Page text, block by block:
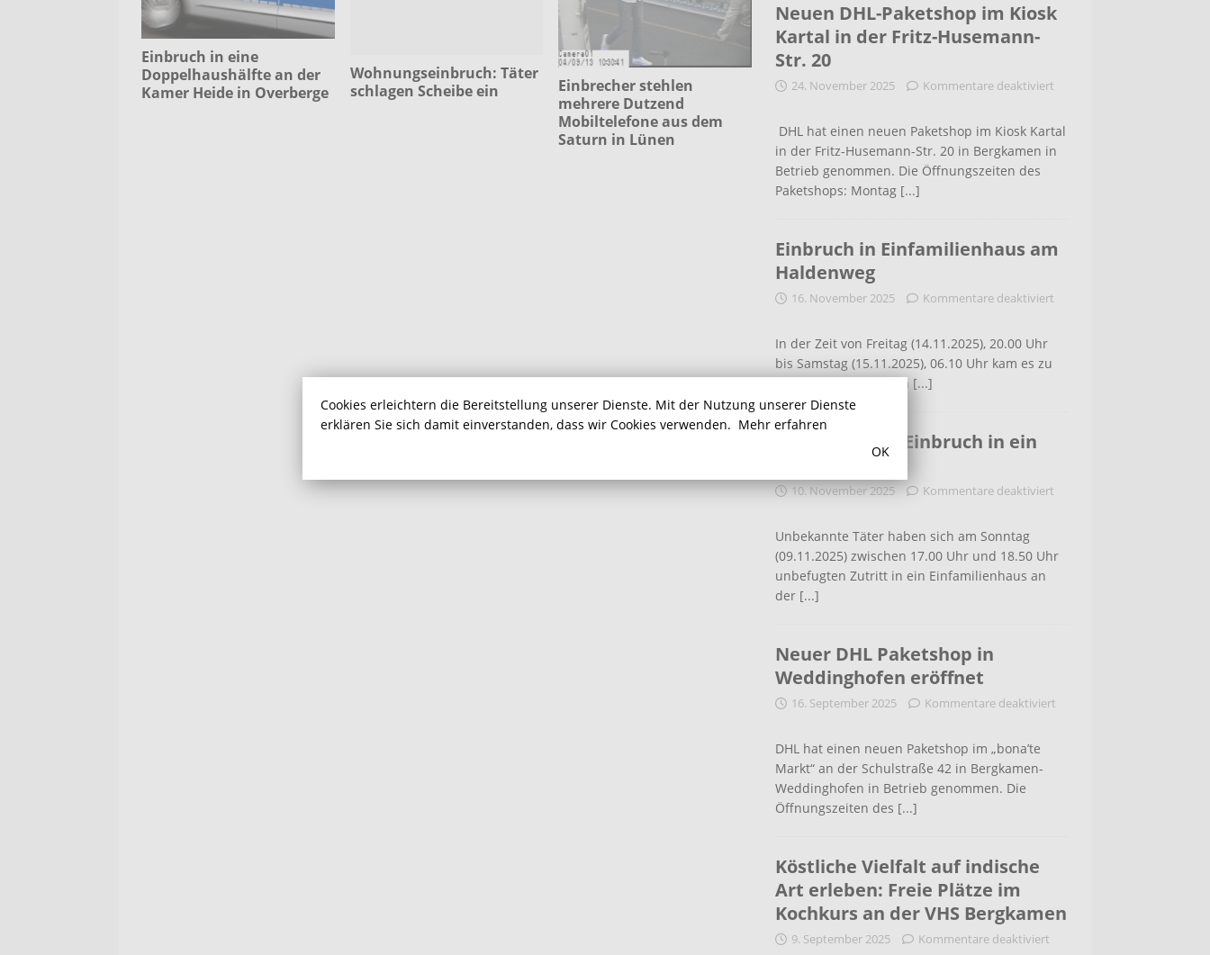
Einbruch in eine
Doppelhaushälfte an der
Kamer Heide in Overberge
Wohnungseinbruch: Täter
schlagen Scheibe ein
Einbrecher stehlen
mehrere Dutzend
Mobiltelefone aus dem
Saturn in Lünen
Neuen DHL-Paketshop im Kiosk
Kartal in der Fritz-Husemann-
Str. 20
24. November 2025 Kommentare deaktiviert
DHL hat einen neuen Paketshop im Kiosk Kartal
in der Fritz-Husemann-Str. 20 in Bergkamen in
Betrieb genommen. Die Öffnungszeiten des
Paketshops: Montag [...]
Einbruch in Einfamilienhaus am
Haldenweg
16. November 2025 Kommentare deaktiviert
In der Zeit von Freitag (14.11.2025), 20.00 Uhr
bis Samstag (15.11.2025), 06.10 Uhr kam es zu
einem Einbruch in ein [...]
Auf der Lette: Einbruch in ein
10. November 2025 Kommentare deaktiviert
Unbekannte Täter haben sich am Sonntag
(09.11.2025) zwischen 17.00 Uhr und 18.50 Uhr
unbefugten Zutritt in ein Einfamilienhaus an
der [...]
Neuer DHL Paketshop in
Weddinghofen eröffnet
16. September 2025 Kommentare deaktiviert
DHL hat einen neuen Paketshop im „bona’te
Markt“ an der Schulstraße 42 in Bergkamen-
Weddinghofen in Betrieb genommen. Die
Öffnungszeiten des [...]
Köstliche Vielfalt auf indische
Art erleben: Freie Plätze im
Kochkurs an der VHS Bergkamen
9. September 2025 Kommentare deaktiviert
Cookies erleichtern die Bereitstellung unserer Dienste. Mit der Nutzung unserer Dienste
erklären Sie sich damit einverstanden, dass wir Cookies verwenden. Mehr erfahren
OK